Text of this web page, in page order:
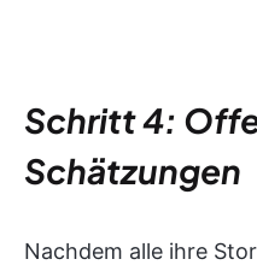
Schritt 4:
Schätzungen
Nachdem alle ihre